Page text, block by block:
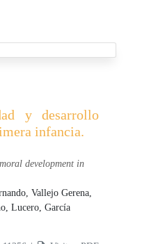
y desarrollo
infancia.
development in
Vallejo Gerena,
Lucero,García